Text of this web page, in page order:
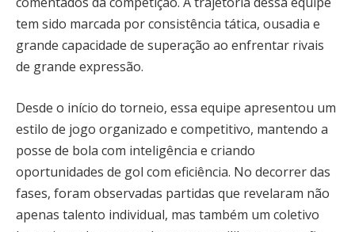
tem sido marcada por consistência tática, ousadia e
grande capacidade de superação ao enfrentar rivais
de grande expressão.
Desde o início do torneio, essa equipe apresentou um
estilo de jogo organizado e competitivo, mantendo a
posse de bola com inteligência e criando
oportunidades de gol com eficiência. No decorrer das
fases, foram observadas partidas que revelaram não
apenas talento individual, mas também um coletivo